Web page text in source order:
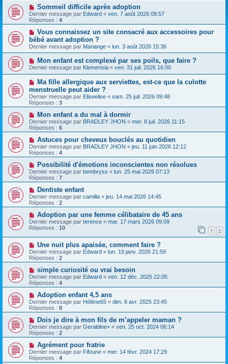
Sommeil difficile après adoption
Dernier message par Edward « ven. 7 août 2026 09:57
Réponses : 4
Vous connaissez un site consacré aux accessoires pour
bébé avant adoption ?
Dernier message par Mariange « lun. 3 août 2026 15:36
Mon enfant est complexé par ses poils, que faire ?
Dernier message par Klemensia « ven. 31 juil. 2026 16:00
Ma fille allergique aux serviettes, est-ce que la culotte
menstruelle peut aider ?
Dernier message par Eliseelise « sam. 25 juil. 2026 09:48
Réponses : 3
Mon enfant a du mal à dormir
Dernier message par BRADLEY JHON « mer. 8 juil. 2026 11:15
Réponses : 6
Astuces pour cheveux bouclés au quotidien
Dernier message par BRADLEY JHON « jeu. 11 juin 2026 12:12
Réponses : 4
Possibilité d'émotions inconscientes non résolues
Dernier message par bembryss « lun. 25 mai 2026 07:13
Réponses : 7
Dentiste enfant
Dernier message par camilla « jeu. 14 mai 2026 14:45
Réponses : 2
Adoption par une femme célibataire de 45 ans
Dernier message par terence « mar. 17 mars 2026 09:09
Réponses : 10 1 2
Une nuit plus apaisée, comment faire ?
Dernier message par Edward « lun. 19 janv. 2026 21:59
Réponses : 2
simple curiosité ou vrai besoin
Dernier message par Edward « ven. 12 déc. 2025 22:05
Réponses : 4
Adoption enfant 4,5 ans
Dernier message par Hélène65 « dim. 6 avr. 2025 23:45
Réponses : 8
Dois je dire à mon fils de m’appeler maman ?
Dernier message par Geraldine+ « ven. 25 oct. 2024 06:14
Réponses : 2
Agrément pour fratrie
Dernier message par Fifoune « mer. 14 févr. 2024 17:29
Réponses : 4